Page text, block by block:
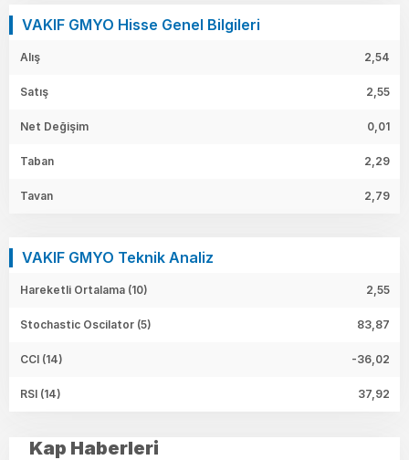
VAKIF GMYO Hisse Genel Bilgileri
Alış 2,54
Satış 2,55
Net Değişim 0,01
Taban 2,29
Tavan 2,79
VAKIF GMYO Teknik Analiz
Hareketli Ortalama (10) 2,55
Stochastic Oscilator (5) 83,87
CCI (14) -36,02
RSI (14) 37,92
Kap Haberleri